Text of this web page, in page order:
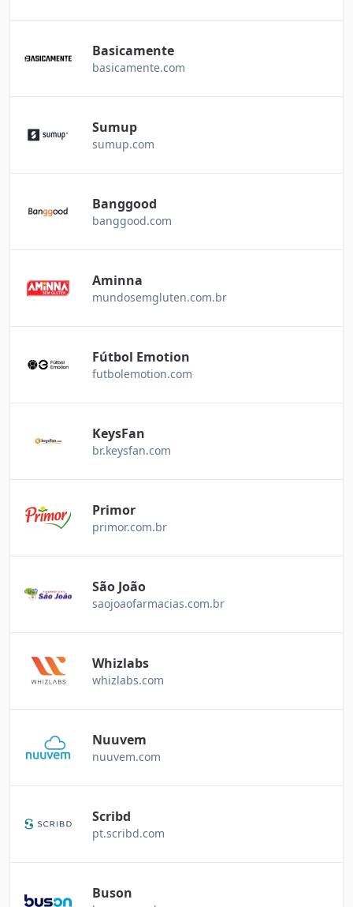
Basicamente
basicamente.com
Sumup
sumup.com
Banggood
banggood.com
Aminna
mundosemgluten.com.br
Fútbol Emotion
futbolemotion.com
KeysFan
br.keysfan.com
Primor
primor.com.br
São João
saojoaofarmacias.com.br
Whizlabs
whizlabs.com
Nuuvem
nuuvem.com
Scribd
pt.scribd.com
Buson